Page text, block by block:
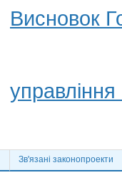
Висновок
Зв'язані законопроекти